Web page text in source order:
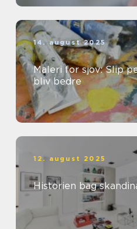
14. august 2025
Maleri for sjov: Slip
bliv bedre
12. august 2025
Historien bag